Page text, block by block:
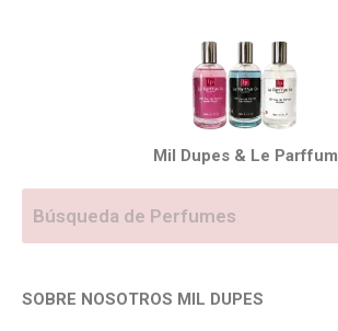
Mil Dupes & Le Parffum
SOBRE NOSOTROS MIL DUPES